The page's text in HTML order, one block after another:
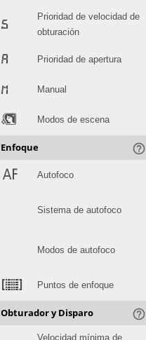
-
Prioridad de velocidad de
obturación
. Prioridad de apertura
/ Manual
0 Modos de escena
Enfoque help_outline
1 Autofoco
Sistema de autofoco
Modos de autofoco
2 Puntos de enfoque
Obturador y Disparo help_outline
Velocidad mínima de